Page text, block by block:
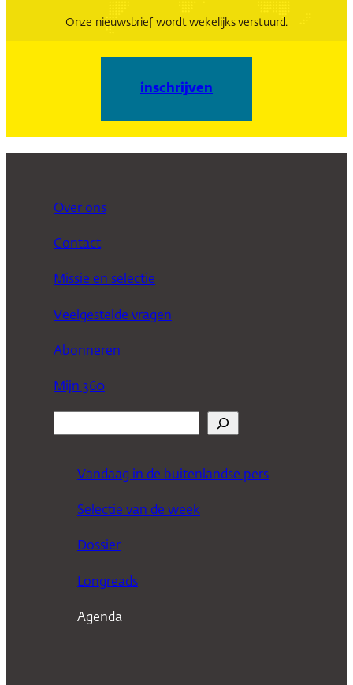
Onze nieuwsbrief wordt wekelijks verstuurd.
inschrijven
Over ons
Contact
Missie en selectie
Veelgestelde vragen
Abonneren
Mijn 360
Vandaag in de buitenlandse pers
Selectie van de week
Dossier
Longreads
Agenda